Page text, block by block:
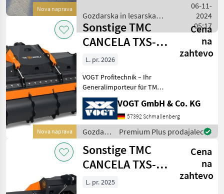
Nova naprava
Stubbenfräse Pro24 ist
ideal zur Beseitigung
Gozdarska in lesarska
mehanizacija / Sonstige
06-11-
2024
05:17
Nova naprava
Sonstige TMC
CANCELA TXS-
180 Steinbrecher
/Steinfräse
Cena
na
zahtevo
L. pr. 2026
VOGT Profitechnik – Ihr
Generalimporteur für TMC
CANCELA in Deutschland &
Österreich = Große Auswahl
an TMC Forstmulchern,
Forstfräsen &
Steinbrechern für Schlep
VOGT GmbH & Co. KG
57392 Schmallenberg
Gozdarska
in
lesarska
mehanizacija
/
Sonstige
Premium Plus prodajalec
Sonstige TMC
CANCELA TXS-
225 Steinbrecher
Cena
na
zahtevo
L. pr. 2025